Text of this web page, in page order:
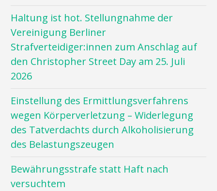
Haltung ist hot. Stellungnahme der
Vereinigung Berliner
Strafverteidiger:innen zum Anschlag auf
den Christopher Street Day am 25. Juli
2026
Einstellung des Ermittlungsverfahrens
wegen Körperverletzung – Widerlegung
des Tatverdachts durch Alkoholisierung
des Belastungszeugen
Bewährungsstrafe statt Haft nach
versuchtem